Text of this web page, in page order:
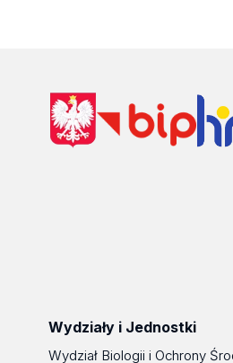
Wydziały i Jednostki
Wydział Biologii i Ochrony